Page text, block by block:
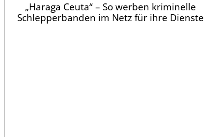
„Haraga Ceuta“ – So werben kriminelle
Schlepperbanden im Netz für ihre Dienste